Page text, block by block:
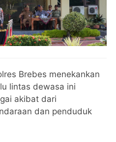
Brebes menekankan
lintas dewasa ini
akibat dari
dan penduduk